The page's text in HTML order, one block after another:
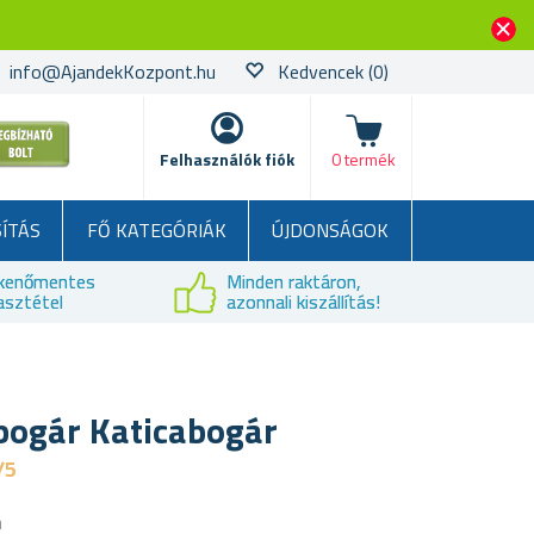
info@AjandekKozpont.hu Kedvencek(0)
Felhasználók fiók
kosár
0 termék
FŐ KATEGÓRIÁK
ÚJDONSÁGOK
Minden raktáron,
azonnali kiszállítás!
Katicabogár